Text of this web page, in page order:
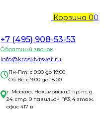
Корзина 00
+7 (495) 908-53-53
Обратный звонок
info@kraskivtsvet.ru
Пн-Пт: с 9:00 до 19:00
Сб-Вс: с 9:00 до 18:00
г. Москва, Нахимовский пр-т, д.
24, стр. 9 павильон №3, 4 этаж.
офис 417 в